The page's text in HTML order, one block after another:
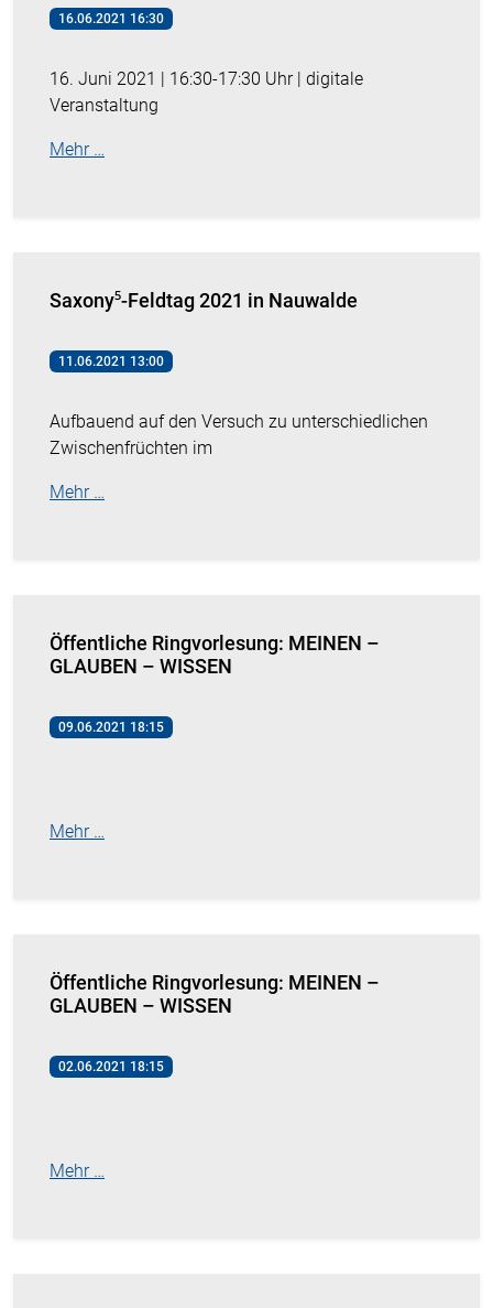
16.06.2021 16:30
16. Juni 2021 | 16:30-17:30 Uhr | digitale
Veranstaltung
Mehr …
Saxony⁵-Feldtag 2021 in Nauwalde
11.06.2021 13:00
Aufbauend auf den Versuch zu unterschiedlichen
Zwischenfrüchten im
Mehr …
Öffentliche Ringvorlesung: MEINEN –
GLAUBEN – WISSEN
09.06.2021 18:15
Mehr …
Öffentliche Ringvorlesung: MEINEN –
GLAUBEN – WISSEN
02.06.2021 18:15
Mehr …